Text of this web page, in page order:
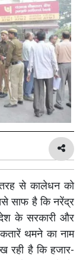
से कालेधन को
साफ है कि नरेंद्र
के सरकारी और
थमने का नाम
रही है कि हजार-